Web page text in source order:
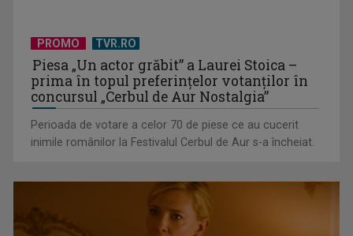
PROMO TVR.RO
Piesa „Un actor grăbit” a Laurei Stoica –
prima în topul preferinţelor votanţilor în
concursul „Cerbul de Aur Nostalgia”
Perioada de votare a celor 70 de piese ce au cucerit
inimile românilor la Festivalul Cerbul de Aur s-a încheiat.